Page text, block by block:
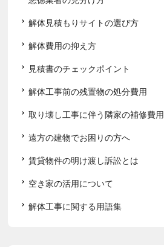
解体見積もりサイトの選び方
解体費用の抑え方
見積書のチェックポイント
解体工事前の残置物の処分費用
取り壊し工事に伴う隣家の補修費用
遠方の建物でお困りの方へ
賃貸物件の明け渡し訴訟とは
空き家の活用について
解体工事に関する用語集